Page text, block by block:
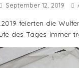
September 12, 2019
feierten die
des Tages immer